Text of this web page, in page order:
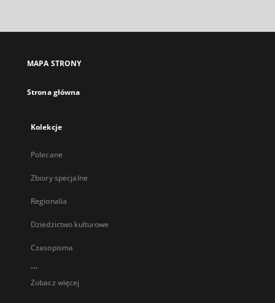
MAPA STRONY
Strona główna
Kolekcje
Polecane
Zbiory specjalne
Regionalia
Dziedzictwo kulturowe
Czasopisma
...
Zobacz więcej